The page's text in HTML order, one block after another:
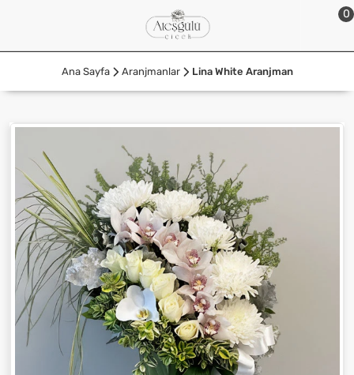
0
Ana Sayfa Aranjmanlar Lina White Aranjman